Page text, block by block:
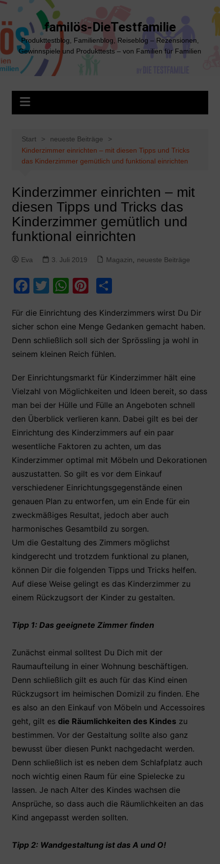
Zum
springen
familös-DieTestfamilie
Produkttestblog, Familienblog, Reiseblog – Rezensionen,
Gewinnspiele und Produkttests – von Familien für Familien
Start
neueste Beiträge
Kinderzimmer einrichten – mit diesen Tipps und Tricks
das Kinderzimmer gemütlich und funktional einrichten
Kinderzimmer einrichten – mit
diesen Tipps und Tricks das
Kinderzimmer gemütlich und
funktional einrichten
Eva 3. Juli 2019 Magazin neueste Beiträge
F
c
e
b
o
k
T
itt
er
W
at
s
A
p
Pi
er
e
st
T
le
n
Für die Einrichtung des Kinderzimmers wirst Du Dir
sicher schon eine Menge Gedanken gemacht haben.
Denn schließlich soll sich der Sprössling ja wohl in
seinem kleinen Reich fühlen.
Der Einrichtungsmarkt für Kinderzimmer hält eine
Vielzahl von Möglichkeiten und Ideen bereit, so dass
man bei der Hülle und Fülle an Angeboten schnell
den Überblick verlieren kann. Dabei gilt es bei der
Einrichtung des Kinderzimmers auf ein paar
wesentliche Faktoren zu achten, um das
Kinderzimmer optimal mit Möbeln und Dekorationen
auszustatten. So gilt es vor dem Einkauf
verschiedener Einrichtungsgegenstände einen
genauen Plan zu entworfen, um ein Ende für ein
zweckmäßiges Resultat, jedoch aber auch
harmonisches Gesamtbild zu sorgen.
Um die Gestaltung des Zimmers möglichst
kindgerecht und trotzdem funktional zu planen,
können Dir die folgenden Tipps und Tricks helfen.
Auf diese Weise gelingt es das Kinderzimmer zu
einem Rückzugsort der Kinder zu gestalten.
Tipp 1: Das geeignete Zimmer finden
Zunächst einmal solltest Du Dich mit der
Raumaufteilung in einer Wohnung beschäftigen.
Denn schließlich gilt es auch für das Kind einen
Rückzugsort im heimischen Domizil zu finden. Ehe
es also an den Einkauf von Möbeln und Accessoires
geht, gilt es die Räumlichkeiten des Kindeszu
bestimmen. Vor der Gestaltung sollte also ganz
bewusst über diesen Punkt nachgedacht werden.
Denn schließlich ist es neben dem Schlafplatz auch
noch wichtig einen Raum für eine Spielecke zu
lassen. Je nach Alter des Kindes wachsen die
Ansprüche, so dass auch die Räumlichkeiten an das
Kind angepasst werden sollten.
Tipp 2: Wandgestaltung ist das A und O!